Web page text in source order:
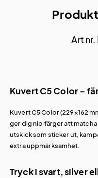
Art
Kuvert C5 Color –
Kuvert C5 Color (229×162
ger dig nio färger att
utskick som sticker ut,
extra uppmärksamhet.
Tryck i svart, silver